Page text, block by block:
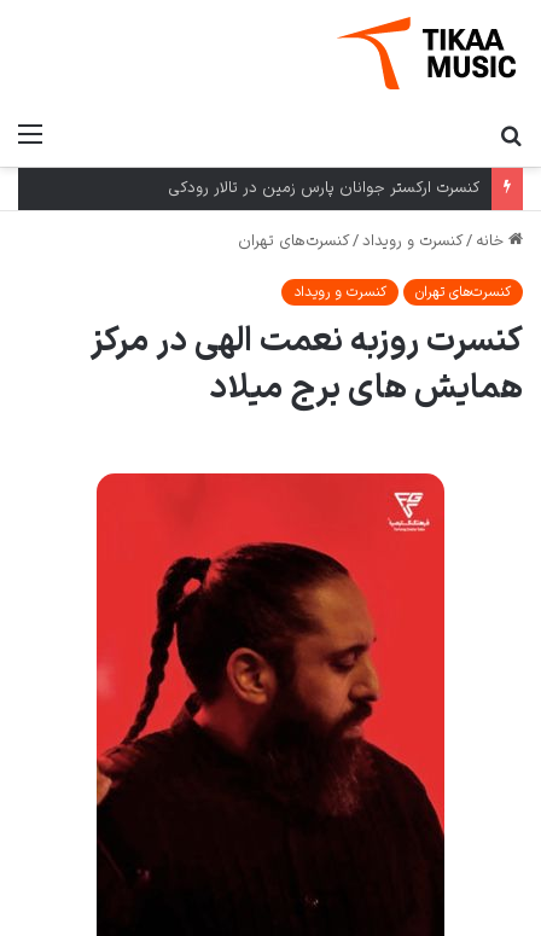
دانلود آهنگ «ادا» از «سینا پارسیان» با کیفیت ۳۲۰ و متن ترانه
خانه /کنسرت و رویداد/کنسرت‌های تهران
کنسرت‌های تهران کنسرت و رویداد
کنسرت روزبه نعمت الهی در مرکز
همایش های برج میلاد